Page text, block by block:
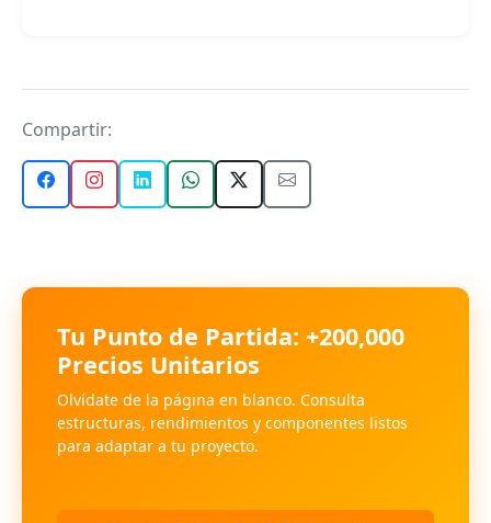
Compartir:
Tu Punto de Partida: +200,000
Precios Unitarios
Olvídate de la página en blanco. Consulta
estructuras, rendimientos y componentes listos
para adaptar a tu proyecto.